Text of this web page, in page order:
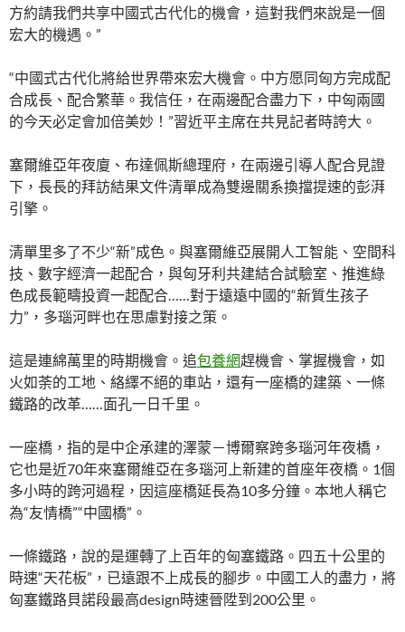
方約請我們共享中國式古代化的機會，這對我們來說是一個
宏大的機遇。”
“中國式古代化將給世界帶來宏大機會。中方愿同匈方完成配
合成長、配合繁華。我信任，在兩邊配合盡力下，中匈兩國
的今天必定會加倍美妙！”習近平主席在共見記者時誇大。
塞爾維亞年夜廈、布達佩斯總理府，在兩邊引導人配合見證
下，長長的拜訪結果文件清單成為雙邊關系換擋提速的彭湃
引擎。
清單里多了不少“新”成色。與塞爾維亞展開人工智能、空間科
技、數字經濟一起配合，與匈牙利共建結合試驗室、推進綠
色成長範疇投資一起配合……對于遠遠中國的“新質生孩子
力”，多瑙河畔也在思慮對接之策。
這是連綿萬里的時期機會。追包養網趕機會、掌握機會，如
火如荼的工地、絡繹不絕的車站，還有一座橋的建築、一條
鐵路的改革……面孔一日千里。
一座橋，指的是中企承建的澤蒙－博爾察跨多瑙河年夜橋，
它也是近70年來塞爾維亞在多瑙河上新建的首座年夜橋。1個
多小時的跨河過程，因這座橋延長為10多分鐘。本地人稱它
為“友情橋”“中國橋”。
一條鐵路，說的是運轉了上百年的匈塞鐵路。四五十公里的
時速“天花板”，已遠跟不上成長的腳步。中國工人的盡力，將
匈塞鐵路貝諾段最高design時速晉陞到200公里。